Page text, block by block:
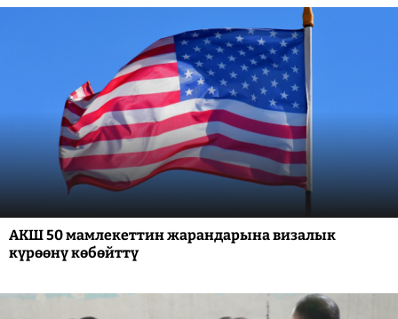
АКШ 50 мамлекеттин жарандарына визалык
күрөөнү көбөйттү